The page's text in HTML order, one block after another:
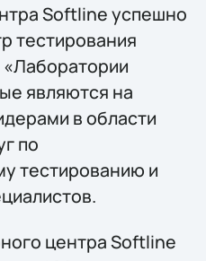
Softline успешно
тестирования
являются на
в области
по
тестированию и
центра Softline